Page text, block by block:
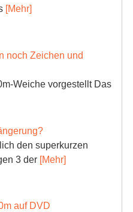
[Mehr]
noch Zeichen und
Weiche vorgestellt Das
den superkurzen
3 der [Mehr]
auf DVD